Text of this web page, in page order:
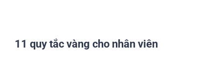
11 quy tắc vàng cho nhân viên